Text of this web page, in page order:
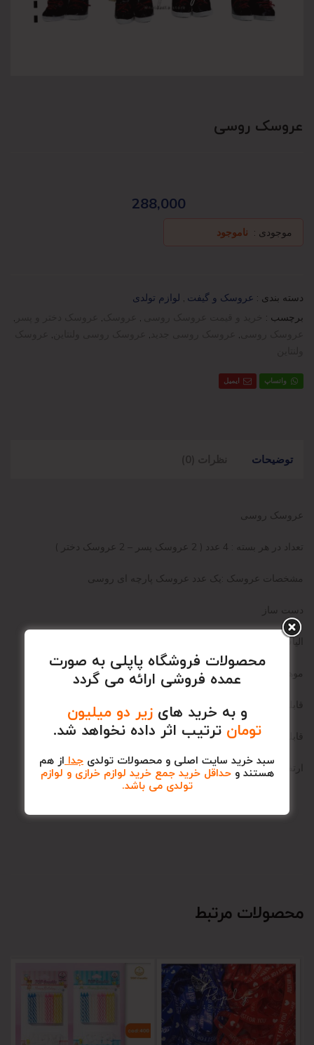
عروسک روسی
288,000
موجودی : ناموجود
دسته بندی : عروسک و گیفت , لوازم تولدی
برچسب :
,
,
,
,
,
,
واتساپ ایمیل
توضیحات
عروسک روسی
تعداد در هر بسته : 4 عدد ( 2 عروسک پسر – 2 عروسک دختر )
مشخصات عروسک :یک عدد عروسک پارچه ای روسی
دست ساز
الیاف درجه یک
موهای مصنوعی بسیار با کیفیت
قابلیت نشستن وحرکت دست وپا
قابلیت شانه زدن و حرارت دهی موها با سشوار با درجه حرارت ملایم
ارتفاع عروسک 32 سانتی متر
محصولات مرتبط
محصولات فروشگاه پاپلی به صورت
عمده فروشی ارائه می گردد
و به خرید هایزیر دو میلیون
تومان ترتیب اثر داده نخواهد شد.
سبد خرید سایت اصلی و محصولات تولدی جدا از هم
هستند وحداقل خرید جمع خرید لوازم خرازی و لوازم
تولدی می باشد.